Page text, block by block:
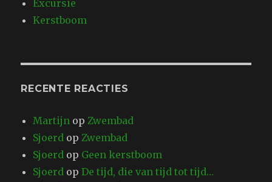
Excursie
Kerstboom
RECENTE REACTIES
Martijn opZwembad
Sjoerd opZwembad
Sjoerd op Geen kerstboom
Sjoerd opDe tijd, die van tijd tot tijd…